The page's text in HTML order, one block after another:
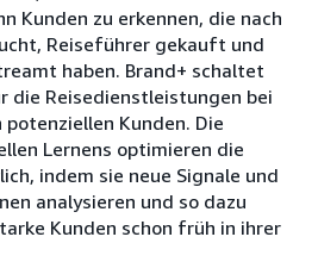
Kunden zu erkennen, die nach
Reiseführer gekauft und
haben. Brand+ schaltet
die Reisedienstleistungen bei
Kunden. Die
Lernens optimieren die
indem sie neue Signale und
analysieren und so dazu
Kunden schon früh in ihrer